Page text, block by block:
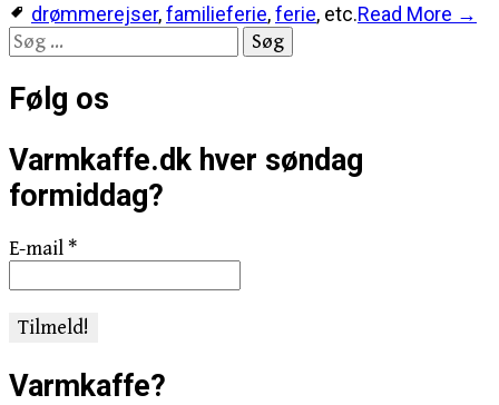
drømmerejser,familieferie,ferie, etc.Read More →
Søg
efter:
Følg os
Varmkaffe.dk hver søndag
formiddag?
E-mail*
Varmkaffe?